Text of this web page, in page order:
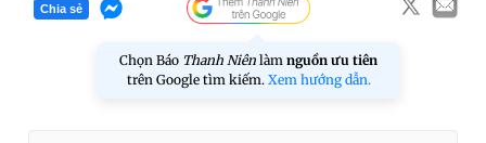
Chia sẻ
Chọn Báo Thanh Niên làm nguồn ưu tiên
trên Google tìm kiếm. Xem hướng dẫn.